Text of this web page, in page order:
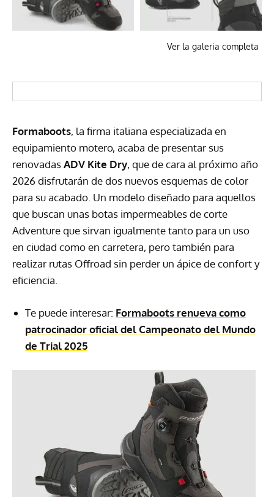
Ver la galeria completa
Formaboots, la firma italiana especializada en
equipamiento motero, acaba de presentar sus
renovadasADV Kite Dry, que de cara al próximo año
2026 disfrutarán de dos nuevos esquemas de color
para su acabado. Un modelo diseñado para aquellos
que buscan unas botas impermeables de corte
Adventure que sirvan igualmente tanto para un uso
en ciudad como en carretera, pero también para
realizar rutas Offroad sin perder un ápice de confort y
eficiencia.
Te puede interesar: Formaboots renueva como
patrocinador oficial del Campeonato del Mundo
de Trial 2025